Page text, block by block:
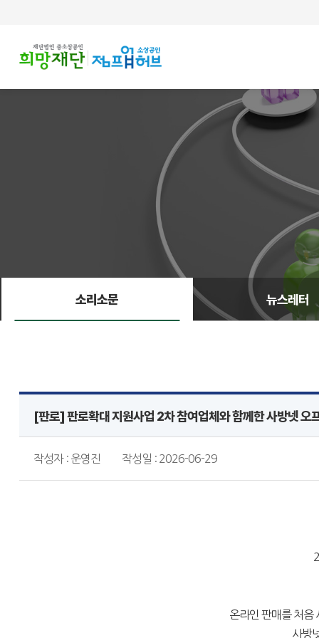
소리소문 뉴스레터
[판로] 판로확대 지원사업 2차 참여업체와 함께한 사방넷 오
작성자 : 운영진 작성일 : 2026-06-29
온라인 판매를 처음
사방